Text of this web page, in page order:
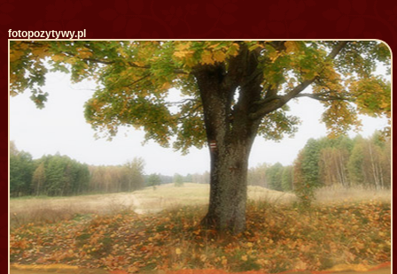
fotopozytywy.pl